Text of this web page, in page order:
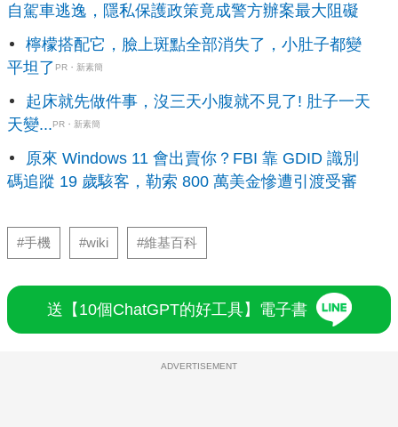
自駕車逃逸，隱私保護政策竟成警方辦案最大阻礙
檸檬搭配它，臉上斑點全部消失了，小肚子都變
平坦了 PR・新素簡
起床就先做件事，沒三天小腹就不見了! 肚子一天
天變...PR・新素簡
原來 Windows 11 會出賣你？FBI 靠 GDID 識別
碼追蹤 19 歲駭客，勒索 800 萬美金慘遭引渡受審
#手機 #wiki #維基百科
送【10個ChatGPT的好工具】電子書
ADVERTISEMENT